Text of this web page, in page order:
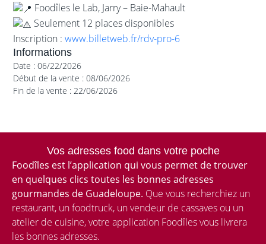
Foodîles le Lab, Jarry – Baie-Mahault
Seulement 12 places disponibles
Inscription :www.billetweb.fr/rdv-pro-6
Informations
Date : 06/22/2026
Début de la vente : 08/06/2026
Fin de la vente : 22/06/2026
Vos adresses food dans votre poche
Foodîles est l’application qui vous permet de trouver
en quelques clics toutes les bonnes adresses
gourmandes de Guadeloupe. Que vous recherchiez un
restaurant, un foodtruck, un vendeur de cassaves ou un
atelier de cuisine, votre application Foodîles vous livrera
les bonnes adresses.